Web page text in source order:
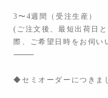
3〜4週間（受注生産）
(ご注文後、最短出荷日
際、ご希望日時をお伺い
⸻
◆セミオーダーにつきま